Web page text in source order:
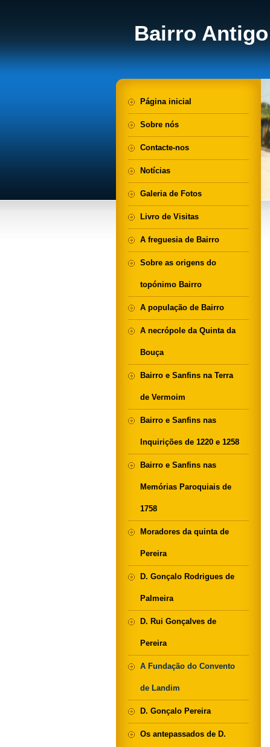
Bairro Antigo
Página inicial
Sobre nós
Contacte-nos
Notícias
Galeria de Fotos
Livro de Visitas
A freguesia de Bairro
Sobre as origens do
topónimo Bairro
A população de Bairro
A necrópole da Quinta da
Bouça
Bairro e Sanfins na Terra
de Vermoim
Bairro e Sanfins nas
Inquirições de 1220 e 1258
Bairro e Sanfins nas
Memórias Paroquiais de
1758
Moradores da quinta de
Pereira
D. Gonçalo Rodrigues de
Palmeira
D. Rui Gonçalves de
Pereira
A Fundação do Convento
de Landim
D. Gonçalo Pereira
Os antepassados de D.